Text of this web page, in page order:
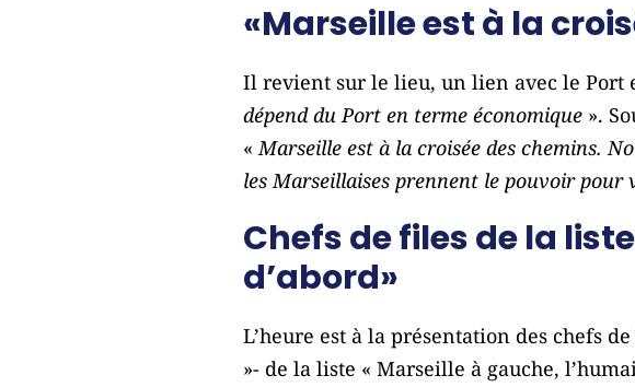
«Marseille est à la
Il revient sur le lieu, un lien avec le Port
dépend du Port en terme économique ».
«Marseille est à la croisée des chemins.
les Marseillaises prennent le pouvoir
Chefs de files de la
d’abord»
L’heure est à la présentation des chefs
»- de la liste « Marseille à gauche,